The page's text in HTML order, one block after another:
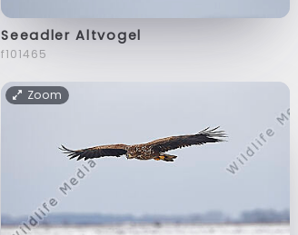
Seeadler Altvogel
f101465
Zoom